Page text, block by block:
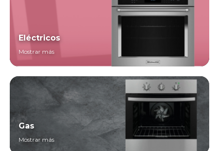
Eléctricos
Mostrar más
Gas
Mostrar más